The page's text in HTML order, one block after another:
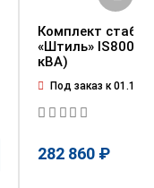
Комплект
«Штиль»
кВА)
Под заказ к 01.10
282 860 ₽